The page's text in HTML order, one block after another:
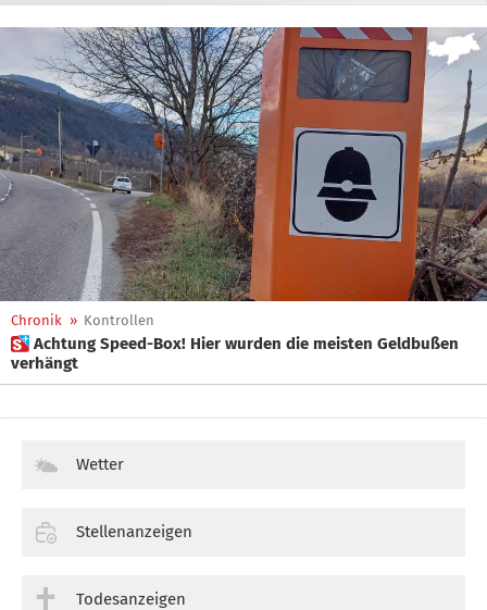
Chronik » Kontrollen
 Achtung Speed-Box! Hier wurden die meisten Geldbußen
verhängt
Wetter
Stellenanzeigen
Todesanzeigen